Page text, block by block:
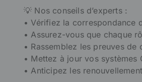
💡 Nos conseils d’experts :
• Vérifiez la correspondance
• Assurez-vous que chaque
• Rassemblez les preuves
• Mettez à jour vos systèmes
• Anticipez les